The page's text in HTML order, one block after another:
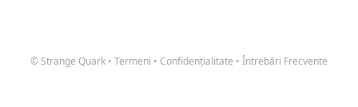
© Strange Quark • Termeni • Confidențialitate • Întrebări Frecvente